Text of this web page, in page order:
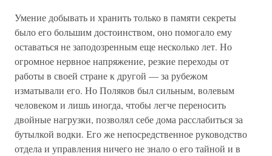
Умение добывать и хранить только в памяти секреты
было его большим достоинством, оно помогало ему
оставаться не заподозренным еще несколько лет. Но
огромное нервное напряжение, резкие переходы от
работы в своей стране к другой — за рубежом
изматывали его. Но Поляков был сильным, волевым
человеком и лишь иногда, чтобы легче переносить
двойные нагрузки, позволял себе дома расслабиться за
бутылкой водки. Его же непосредственное руководство
отдела и управления ничего не знало о его тайной и в